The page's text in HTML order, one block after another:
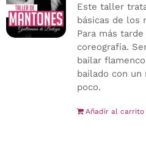
Este taller
básicas de los
Para más
coreografía.
bailar
bailado con un
poco.
Añadir al carrito